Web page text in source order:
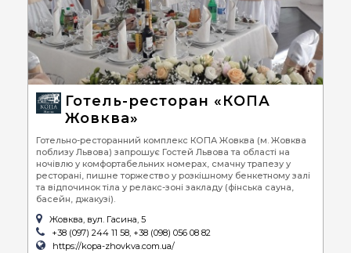
Готель-ресторан «КОПА
Жовква»
Готельно-ресторанний комплекс КОПА Жовква (м. Жовква
поблизу Львова) запрошує Гостей Львова та області на
ночівлю у комфортабельних номерах, смачну трапезу у
ресторані, пишне торжество у розкішному бенкетному залі
та відпочинок тіла у релакс-зоні закладу (фінська сауна,
басейн, джакузі).
Жовква, вул. Гасина, 5
+38 (097) 244 11 58, +38 (098) 056 08 82
https://kopa-zhovkva.com.ua/